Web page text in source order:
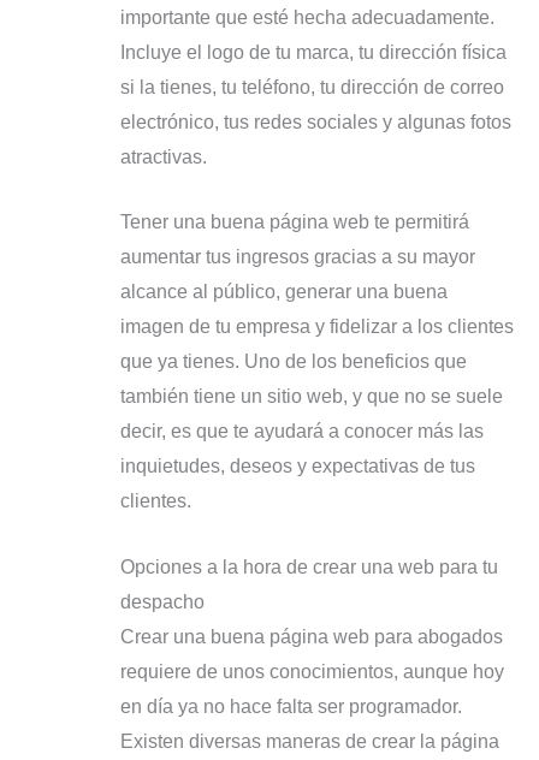
importante que esté hecha adecuadamente.
Incluye el logo de tu marca, tu dirección física
si la tienes, tu teléfono, tu dirección de correo
electrónico, tus redes sociales y algunas fotos
atractivas.
Tener una buena página web te permitirá
aumentar tus ingresos gracias a su mayor
alcance al público, generar una buena
imagen de tu empresa y fidelizar a los clientes
que ya tienes. Uno de los beneficios que
también tiene un sitio web, y que no se suele
decir, es que te ayudará a conocer más las
inquietudes, deseos y expectativas de tus
clientes.
Opciones a la hora de crear una web para tu
despacho
Crear una buena página web para abogados
requiere de unos conocimientos, aunque hoy
en día ya no hace falta ser programador.
Existen diversas maneras de crear la página